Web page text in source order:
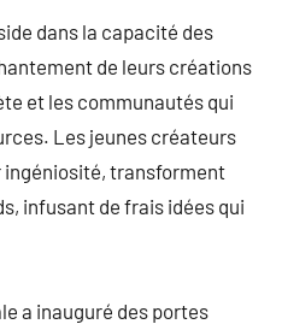
dans la capacité des
de leurs créations
et les communautés qui
Les jeunes créateurs
ingéniosité, transforment
infusant de frais idées qui
a inauguré des portes